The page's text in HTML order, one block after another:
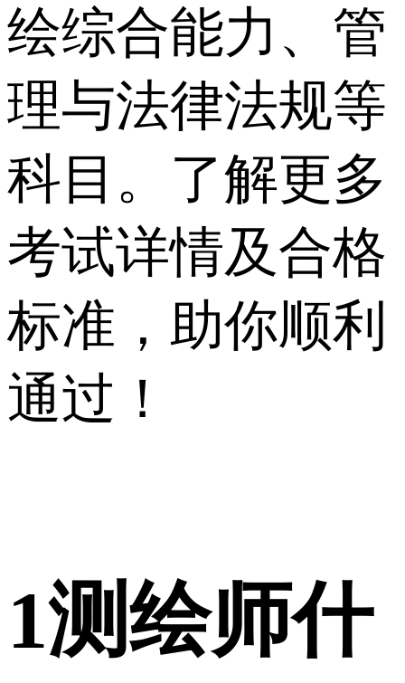
绘综合能力、管
理与法律法规等
科目。了解更多
考试详情及合格
标准，助你顺利
通过！
1测绘师什